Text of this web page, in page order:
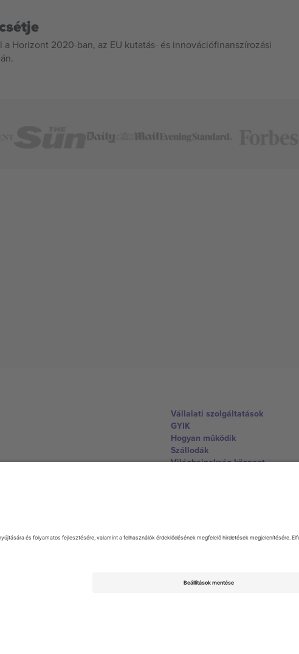
Horizont 2020-ban, az EU kutatás- és innovációfinanszírozási
Vállalati szolgáltatások
GYIK
Hogyan működik
Szállodák
Világbajnokság központ